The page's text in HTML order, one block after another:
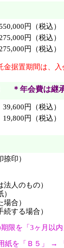
円（税込）
275,000円（税込）
275,000円（税込）
据置期間は、入
＊年会費は継
39,600円（税込）
19,800円（税込）
印）
人のもの）
合）
する場合）
限を「3ヶ月以
を「Ｂ５」 →